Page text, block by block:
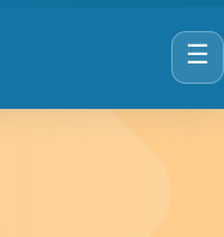
☰